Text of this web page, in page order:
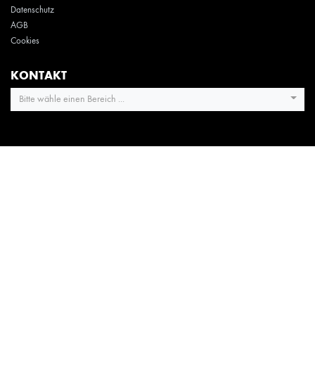
Datenschutz
AGB
Cookies
KONTAKT
Bitte wähle einen Bereich ...